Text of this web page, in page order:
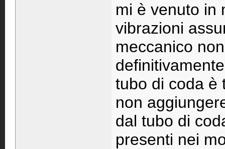
mi è venuto in
vibrazioni
meccanico
tubo di coda è
non
dal tubo di
presenti nei